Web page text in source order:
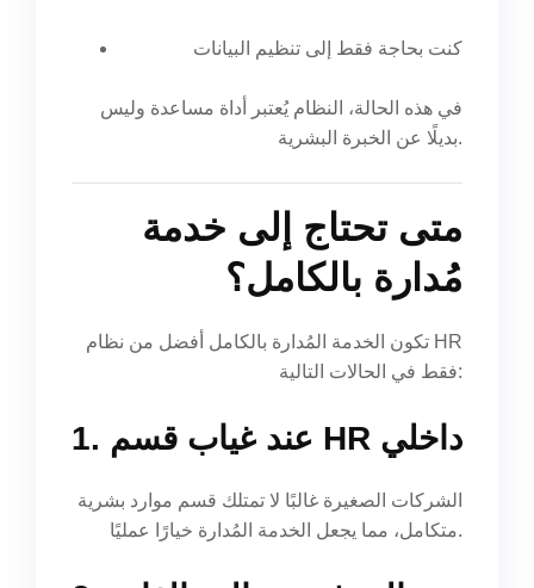
كنت بحاجة فقط إلى تنظيم البيانات
في هذه الحالة، النظام يُعتبر أداة مساعدة وليس
بديلًا عن الخبرة البشرية.
متى تحتاج إلى خدمة
مُدارة بالكامل؟
تكون الخدمة المُدارة بالكامل أفضل من نظام HR
فقط في الحالات التالية:
1. عند غياب قسم HR داخلي
الشركات الصغيرة غالبًا لا تمتلك قسم موارد بشرية
متكامل، مما يجعل الخدمة المُدارة خيارًا عمليًا.